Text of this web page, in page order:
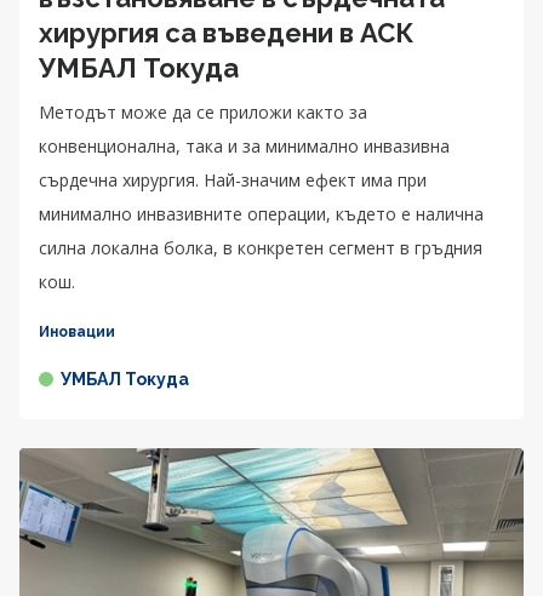
хирургия са въведени в АСК
УМБАЛ Токуда
Методът може да се приложи както за
конвенционална, така и за минимално инвазивна
сърдечна хирургия. Най-значим ефект има при
минимално инвазивните операции, където е налична
силна локална болка, в конкретен сегмент в гръдния
кош.
Иновации
УМБАЛ Токуда